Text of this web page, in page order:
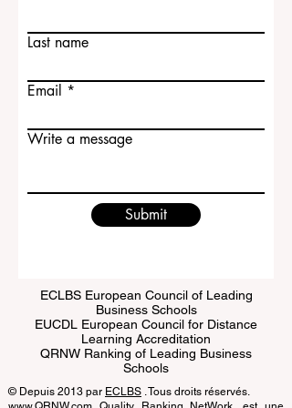
First name
Last name
Email
ECLBS European Council of Leading
Business Schools
EUCDL European Council for Distance
Learning Accreditation
QRNW Ranking of Leading Business